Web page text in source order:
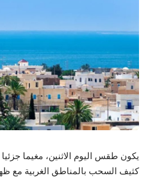
يكون طقس اليوم الاثنين، مغيما
كثيف السحب بالمناطق الغربية مع